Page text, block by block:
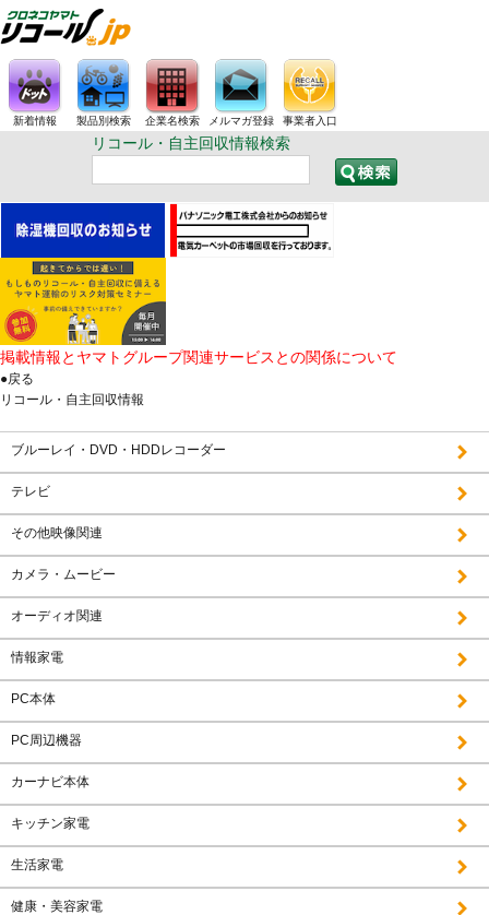
新着情報 製品別検索 企業名検索 メルマガ登録 事業者入口
リコール・自主回収情報検索
掲載情報とヤマトグループ関連サービスとの関係について
●戻る
リコール・自主回収情報
ブルーレイ・DVD・HDDレコーダー
テレビ
その他映像関連
カメラ・ムービー
オーディオ関連
情報家電
PC本体
PC周辺機器
カーナビ本体
キッチン家電
生活家電
健康・美容家電